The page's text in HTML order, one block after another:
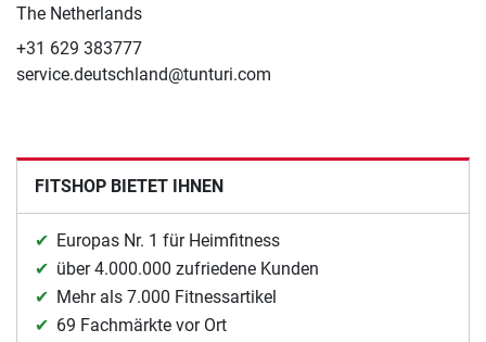
The Netherlands
+31 629 383777
service.deutschland@tunturi.com
FITSHOP BIETET IHNEN
Europas Nr. 1 für Heimfitness
über 4.000.000 zufriedene Kunden
Mehr als 7.000 Fitnessartikel
69 Fachmärkte vor Ort